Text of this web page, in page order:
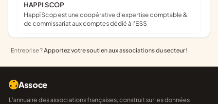
HAPPI SCOP
Happï Scop est une coopérative d’expertise comptable &
de commissariat aux comptes dédié à l'ESS
Entreprise ?Apportez votre soutien aux associations du secteur !
Assoce
L'annuaire des associations françaises, construit sur les données